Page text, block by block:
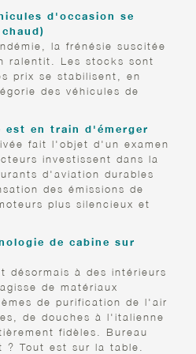
d'occasion se
la frénésie suscitée
ralentit. Les stocks sont
prix se stabilisent, en
des véhicules de
en train d'émerger
fait l'objet d'un examen
investissent dans la
d'aviation durables
des émissions de
plus silencieux et
de cabine sur
désormais à des intérieurs
de matériaux
de purification de l'air
de douches à l'italienne
fidèles. Bureau
? Tout est sur la table.